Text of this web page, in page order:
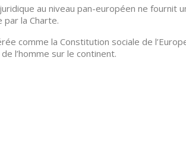
au niveau pan-européen ne
par la Charte.
comme la Constitution sociale de
l’homme sur le continent.